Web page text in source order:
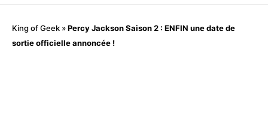
King of Geek »Percy Jackson Saison 2 : ENFIN une date de
sortie officielle annoncée !